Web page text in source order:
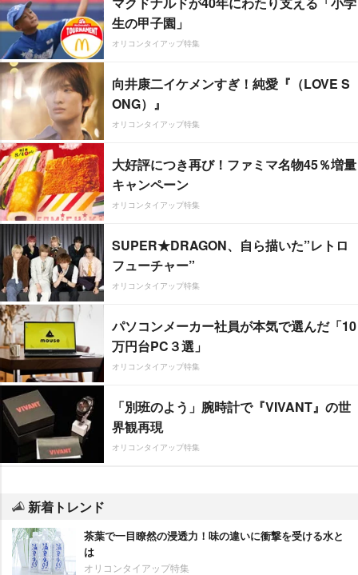
生の甲子園」
オリコンタイアップ特集
向井康二イケメンすぎ！純愛『（LOVE S
ONG）』
オリコンタイアップ特集
大好評につき再び！ファミマ名物45％増量
キャンペーン
オリコンタイアップ特集
SUPER★DRAGON、自ら描いた”レトロ
フューチャー”
オリコンタイアップ特集
パソコンメーカー社員が本気で選んだ「10
万円台PC３選」
オリコンタイアップ特集
「別班のよう」腕時計で『VIVANT』の世
界観再現
オリコンタイアップ特集
新着トレンド
茶葉で一目瞭然の浸透力！味の違いに衝撃を受ける水と
は
オリコンタイアップ特集